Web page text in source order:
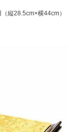
縦28.5cm×横44cm）